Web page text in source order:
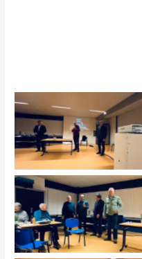
Onze gasten vertellen het
juryrapport
Mario, Wim en Rik wonnen
de eerste prijs